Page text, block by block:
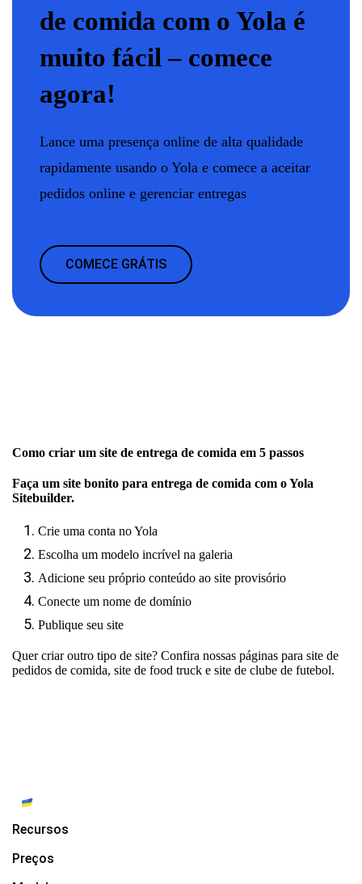
de comida com o Yola é
muito fácil – comece
agora!
Lance uma presença online de alta qualidade
rapidamente usando o Yola e comece a aceitar
pedidos online e gerenciar entregas
COMECE GRÁTIS
Como criar um site de entrega de comida em 5 passos
Faça um site bonito para entrega de comida com o Yola
Sitebuilder.
Crie uma conta no Yola
Escolha um modelo incrível na galeria
Adicione seu próprio conteúdo ao site provisório
Conecte um nome de domínio
Publique seu site
Quer criar outro tipo de site? Confira nossas páginas para site de
pedidos de comida, site de food truck e site de clube de futebol.
Recursos
Preços